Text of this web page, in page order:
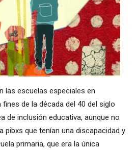
las escuelas especiales en
de la década del 40 del siglo
de inclusión educativa, aunque no
pibxs que tenían una discapacidad y
primaria, que era la única